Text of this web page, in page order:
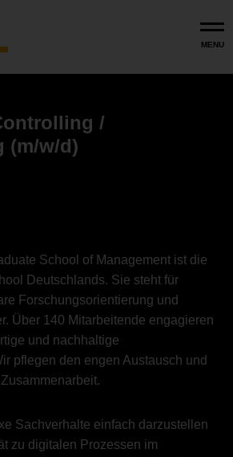
MENU
/
(m/w/d)
School of Management ist die
Deutschlands. Sie steht für
Forschungsorientierung und
Über 140 Mitarbeitende engagieren
und nachhaltige
pflegen den engen Austausch und
Sachverhalte einfach darzustellen
zu digitalen Prozessen im